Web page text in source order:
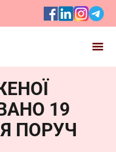
19
ПОРУЧ